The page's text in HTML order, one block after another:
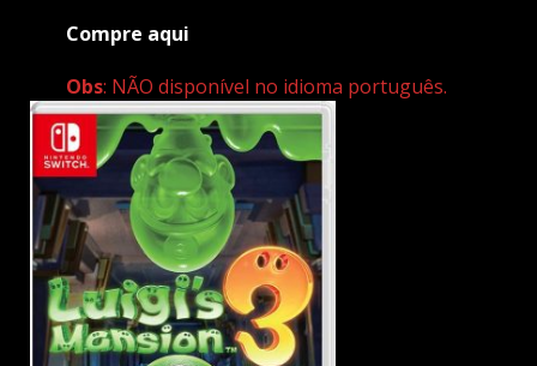
Compre aqui
Obs: NÃO disponível no idioma português.